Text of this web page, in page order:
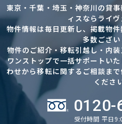
東京・千葉・埼玉・神奈川の貸
ィスならライヴ
物件情報は毎日更新し、掲載物
多数ござい
物件のご紹介・移転引越し・内
ワンストップで一括サポートい
わせから移転に関するご相談ま
くださ
0120-
受付時間 平日